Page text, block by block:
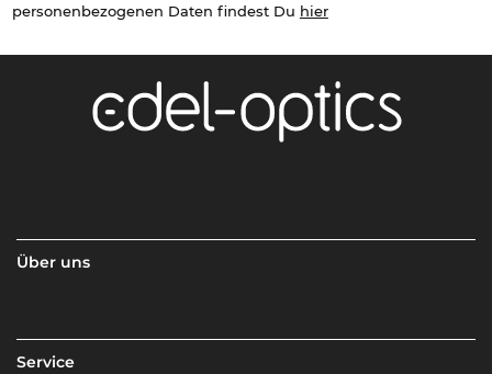
personenbezogenen Daten findest Du hier
Über uns
Service